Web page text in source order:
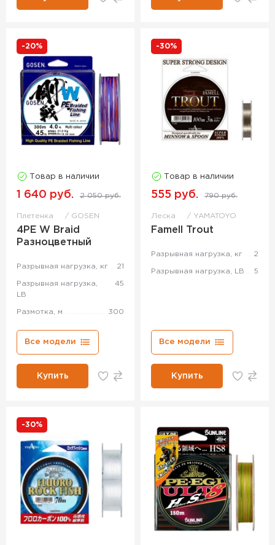
-20%
Товар в наличии
1 640 руб. 2 050 руб.
Плетенка GOSEN
4PE W Braid
Разноцветный
Разрывная нагрузка, кг 21
Разрывная нагрузка,
LB
45
Размотка, м 300
Все модели
Купить
-30%
Товар в наличии
555 руб. 790 руб.
Леска YAMATOYO
Famell Trout
Разрывная нагрузка, кг 2
Разрывная нагрузка, LB 5
Все модели
Купить
-30%